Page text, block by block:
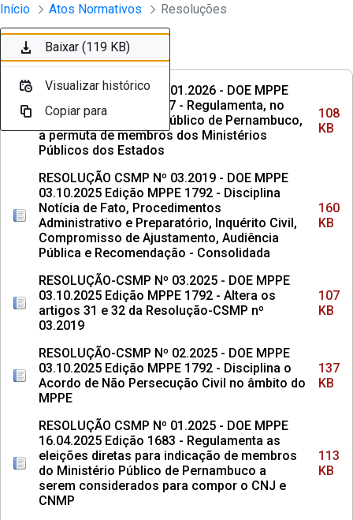
Pular para o Conteúdo principal
Instrumento jurídico - Documentos
Início Atos Normativos Resoluções
Ordenar Filtro
RESOLUÇÃO CSMP Nº 01.2026 - DOE MPPE
29.04.2026 Edicao 1917 - Regulamenta, no
âmbito do Ministério Público de Pernambuco,
a permuta de membros dos Ministérios
Públicos dos Estados
108
KB
RESOLUÇÃO CSMP Nº 03.2019 - DOE MPPE
03.10.2025 Edição MPPE 1792 - Disciplina
Notícia de Fato, Procedimentos
Administrativo e Preparatório, Inquérito Civil,
Compromisso de Ajustamento, Audiência
Pública e Recomendação - Consolidada
160
KB
RESOLUÇÃO-CSMP Nº 03.2025 - DOE MPPE
03.10.2025 Edição MPPE 1792 - Altera os
artigos 31 e 32 da Resolução-CSMP nº
03.2019
107
KB
RESOLUÇÃO-CSMP Nº 02.2025 - DOE MPPE
03.10.2025 Edição MPPE 1792 - Disciplina o
Acordo de Não Persecução Civil no âmbito do
MPPE
137
KB
RESOLUÇÃO CSMP Nº 01.2025 - DOE MPPE
16.04.2025 Edição 1683 - Regulamenta as
eleições diretas para indicação de membros
do Ministério Público de Pernambuco a
serem considerados para compor o CNJ e
CNMP
113
KB
Baixar (108 KB)
Visualizar histórico
Copiar para
Baixar (160 KB)
Visualizar histórico
Copiar para
Baixar (107 KB)
Visualizar histórico
Copiar para
Baixar (137 KB)
Visualizar histórico
Copiar para
Baixar (113 KB)
Visualizar histórico
Copiar para
Baixar (3,2 MB)
Visualizar histórico
Copiar para
Baixar (857 KB)
Visualizar histórico
Copiar para
Baixar (5,1 MB)
Visualizar histórico
Copiar para
Baixar (1,6 MB)
Visualizar histórico
Copiar para
Baixar (119 KB)
Visualizar histórico
Copiar para